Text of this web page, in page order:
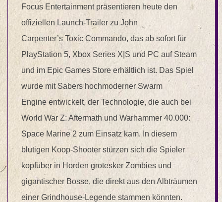
Focus Entertainment präsentieren heute den
offiziellen Launch-Trailer zu John
Carpenter’s Toxic Commando, das ab sofort für
PlayStation 5, Xbox Series X|S und PC auf Steam
und im Epic Games Store erhältlich ist. Das Spiel
wurde mit Sabers hochmoderner Swarm
Engine entwickelt, der Technologie, die auch bei
World War Z: Aftermath und Warhammer 40.000:
Space Marine 2 zum Einsatz kam. In diesem
blutigen Koop-Shooter stürzen sich die Spieler
kopfüber in Horden grotesker Zombies und
gigantischer Bosse, die direkt aus den Albträumen
einer Grindhouse-Legende stammen könnten.